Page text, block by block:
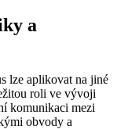
a
lze aplikovat na jiné
roli ve vývoji
komunikaci mezi
obvody a